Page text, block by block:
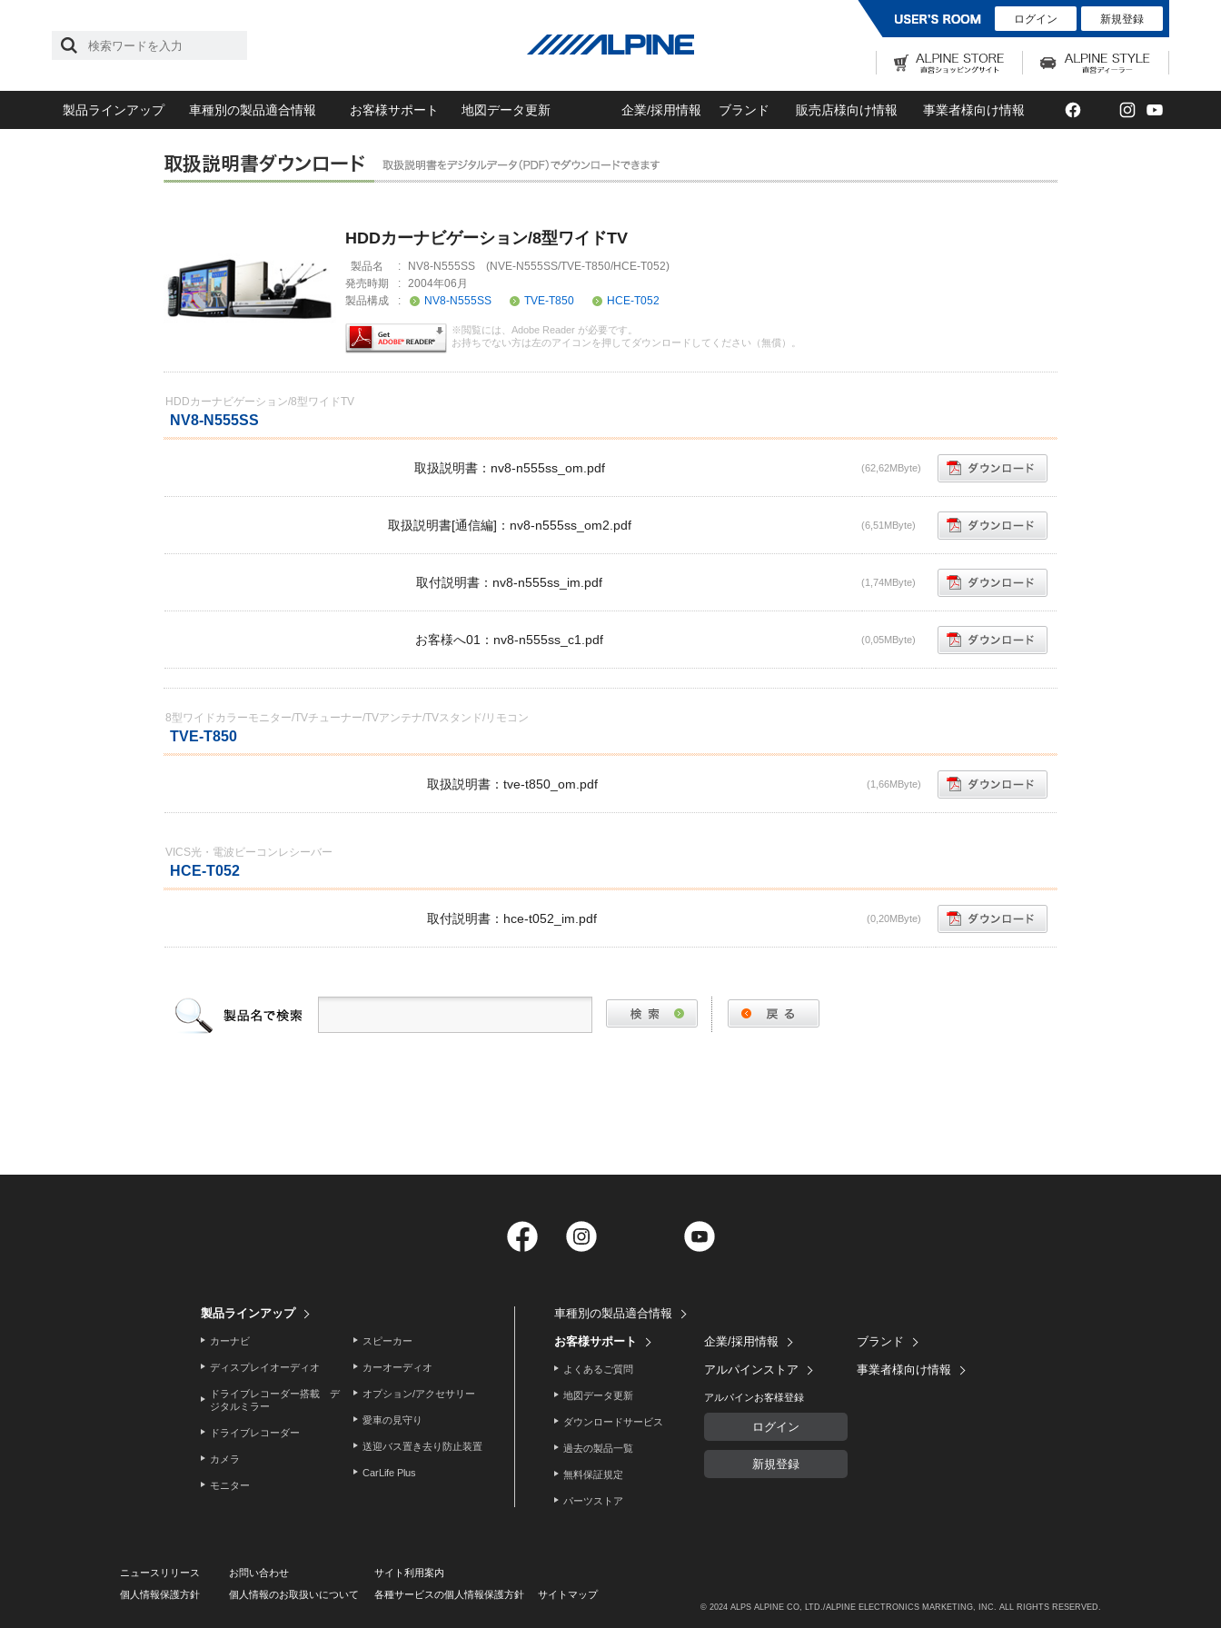
ログイン 新規登録
製品ラインアップ 車種別の製品適合情報 お客様サポート 地図データ更新 企業/採用情報 ブランド 販売店様向け情報 事業者様向け情報 Facebook
TwitterInstagram
HDDカーナビゲーション/8型ワイドTV
製品名 :
NV8-N555SS (NVE-N555SS/TVE-T850/HCE-T052)
発売時期
: 2004年06月
製品構成
: NV8-N555SS TVE-T850 HCE-T052
※閲覧には、Adobe Reader が必要です。
お持ちでない方は左のアイコンを押してダウンロードしてください（無償）。
HDDカーナビゲーション/8型ワイドTV
NV8-N555SS
取扱説明書：nv8-n555ss_om.pdf (62,62MByte)
取扱説明書[通信編]：nv8-n555ss_om2.pdf (6,51MByte)
取付説明書：nv8-n555ss_im.pdf (1,74MByte)
お客様へ01：nv8-n555ss_c1.pdf (0,05MByte)
8型ワイドカラーモニター/TVチューナー/TVアンテナ/TVスタンド/リモコン
TVE-T850
取扱説明書：tve-t850_om.pdf (1,66MByte)
VICS光・電波ビーコンレシーバー
HCE-T052
取付説明書：hce-t052_im.pdf (0,20MByte)
Facebook Twitter
製品ラインアップ
カーナビ
ディスプレイオーディオ
ドライブレコーダー搭載 デ
ジタルミラー
ドライブレコーダー
カメラ
モニター
スピーカー
カーオーディオ
オプション/アクセサリー
愛車の見守り
送迎バス置き去り防止装置
CarLife Plus
車種別の製品適合情報
お客様サポート
よくあるご質問
地図データ更新
ダウンロードサービス
過去の製品一覧
無料保証規定
パーツストア
企業/採用情報
アルパインストア
アルパインお客様登録
ログイン
新規登録
ブランド
事業者様向け情報
ニュースリリース お問い合わせ
サイト利用案内
個人情報保護方針
個人情報のお取扱いについて 各種サービスの個人情報保護方針 サイトマップ
© 2024 ALPS ALPINE CO, LTD./ALPINE ELECTRONICS MARKETING, INC. ALL RIGHTS RESERVED.